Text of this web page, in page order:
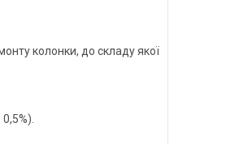
колонки, до складу якої